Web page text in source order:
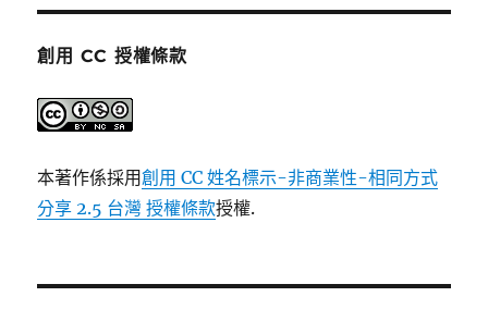
創用 CC 授權條款
本著作係採用創用 CC 姓名標示-非商業性-相同方式
分享 2.5 台灣 授權條款授權.